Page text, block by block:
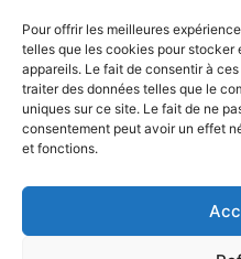
Pour offrir les meilleures
telles que les cookies pour
appareils. Le fait de consentir à
traiter des données telles que le
uniques sur ce site. Le fait de ne
consentement peut avoir un effet
et fonctions.
28 novembre 2023